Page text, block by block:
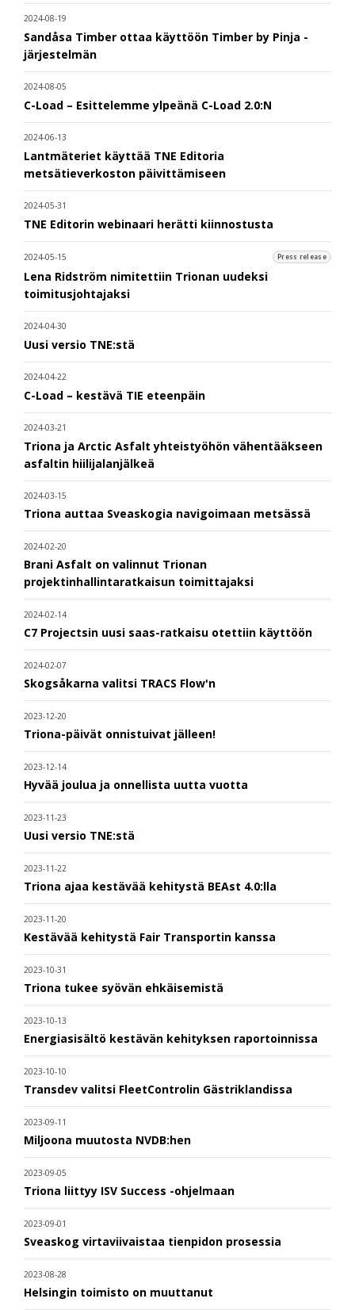
2024-08-19
Sandåsa Timber ottaa käyttöön Timber by Pinja -
järjestelmän
2024-08-05
C-Load – Esittelemme ylpeänä C-Load 2.0:N
2024-06-13
Lantmäteriet käyttää TNE Editoria
metsätieverkoston päivittämiseen
2024-05-31
TNE Editorin webinaari herätti kiinnostusta
2024-05-15 Press release
Lena Ridström nimitettiin Trionan uudeksi
toimitusjohtajaksi
2024-04-30
Uusi versio TNE:stä
2024-04-22
C-Load – kestävä TIE eteenpäin
2024-03-21
Triona ja Arctic Asfalt yhteistyöhön vähentääkseen
asfaltin hiilijalanjälkeä
2024-03-15
Triona auttaa Sveaskogia navigoimaan metsässä
2024-02-20
Brani Asfalt on valinnut Trionan
projektinhallintaratkaisun toimittajaksi
2024-02-14
C7 Projectsin uusi saas-ratkaisu otettiin käyttöön
2024-02-07
Skogsåkarna valitsi TRACS Flow'n
2023-12-20
Triona-päivät onnistuivat jälleen!
2023-12-14
Hyvää joulua ja onnellista uutta vuotta
2023-11-23
Uusi versio TNE:stä
2023-11-22
Triona ajaa kestävää kehitystä BEAst 4.0:lla
2023-11-20
Kestävää kehitystä Fair Transportin kanssa
2023-10-31
Triona tukee syövän ehkäisemistä
2023-10-13
Energiasisältö kestävän kehityksen raportoinnissa
2023-10-10
Transdev valitsi FleetControlin Gästriklandissa
2023-09-11
Miljoona muutosta NVDB:hen
2023-09-05
Triona liittyy ISV Success -ohjelmaan
2023-09-01
Sveaskog virtaviivaistaa tienpidon prosessia
2023-08-28
Helsingin toimisto on muuttanut